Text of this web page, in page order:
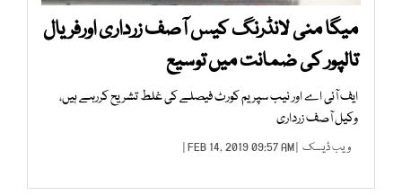
میگا منی لانڈرنگ کیس آصف زرداری اورفریال
تالپور کی ضمانت میں توسیع
ایف آئی اے اور نیب سپریم کورٹ فیصلے کی غلط تشریح کررہے ہیں،
وکیل آصف زرداری
ویب ڈیسک | FEB 14, 2019 09:57 AM |